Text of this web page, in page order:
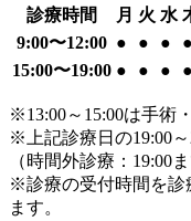
診療時間 月 火 水
9:00〜12:00 ● ● ● ●
15:00〜19:00 ● ● ● ●
※13:00～15:00は手術
※上記診療日の19:00～
（時間外診療：19:00
※診療の受付時間を診
ます。